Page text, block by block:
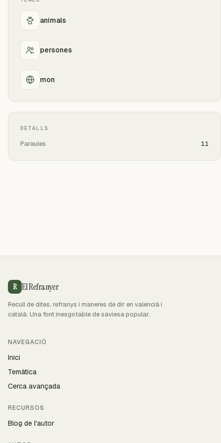
animals
persones
mon
DETALLS
Paraules 11
R El Refranyer
Recull de dites, refranys i maneres de dir en valencià i
català. Una font inesgotable de saviesa popular.
NAVEGACIÓ
Inici
Temàtica
Cerca avançada
RECURSOS
Blog de l'autor